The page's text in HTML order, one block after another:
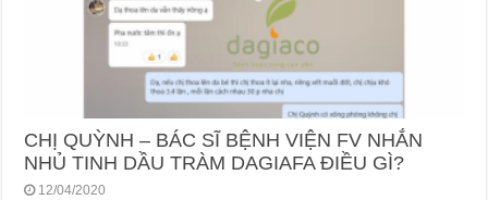
CHỊ QUỲNH – BÁC SĨ BỆNH VIỆN FV NHẮN
NHỦ TINH DẦU TRÀM DAGIAFA ĐIỀU GÌ?
12/04/2020